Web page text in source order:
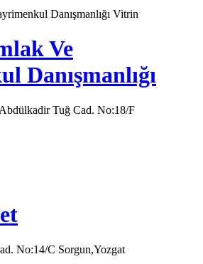
Vitrin
Ve
Danışmanlığı
Tuğ Cad. No:18/F
No:14/C Sorgun,Yozgat